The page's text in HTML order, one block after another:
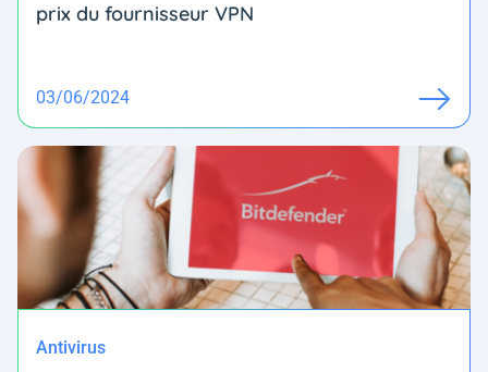
prix du fournisseur VPN
03/06/2024
Antivirus